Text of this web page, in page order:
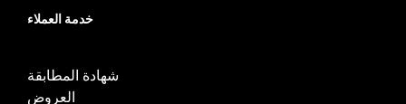
خدمة العملاء
شهادة المطابقة
العروض